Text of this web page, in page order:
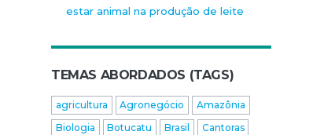
estar animal na produção de leite
TEMAS ABORDADOS (TAGS)
agricultura Agronegócio
Amazônia
Biologia
Botucatu Brasil
Cantoras